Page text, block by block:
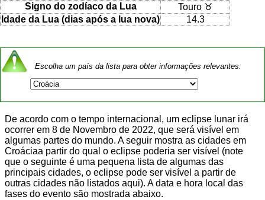
Signo do zodíaco da Lua
Touro ♉
Idade da Lua (dias após a lua nova)
14.3
Escolha um país da lista para obter informações relevantes:
De acordo com o tempo internacional, um eclipse lunar irá
ocorrer em 8 de Novembro de 2022, que será visível em
algumas partes do mundo. A seguir mostra as cidades em
Croáciaa partir do qual o eclipse poderia ser visível (note
que o seguinte é uma pequena lista de algumas das
principais cidades, o eclipse pode ser visível a partir de
outras cidades não listados aqui). A data e hora local das
fases do evento são mostrada abaixo.